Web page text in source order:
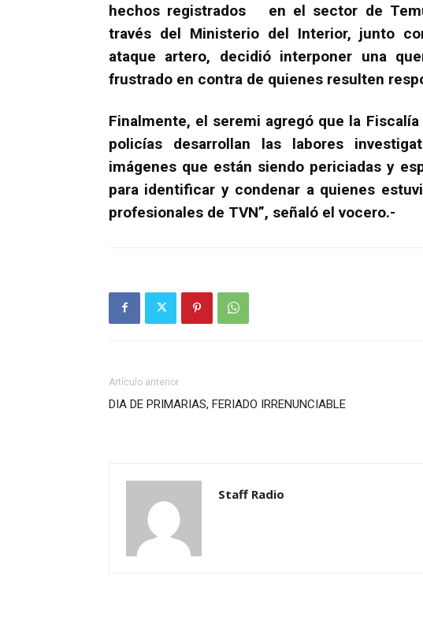
hechos registrados en el sector de
través del Ministerio del Interior, junto
ataque artero, decidió interponer una
frustrado en contra de quienes resulten
Finalmente, el seremi agregó que la
policías desarrollan las labores
imágenes que están siendo periciadas y
para identificar y condenar a quienes
profesionales de TVN”, señaló el vocero.-
Artículo anterior
DIA DE PRIMARIAS, FERIADO IRRENUNCIABLE
Staff Radio